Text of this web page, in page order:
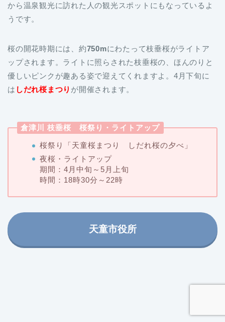
から温泉観光に訪れた人の観光スポットにもなっているよ
うです。
桜の開花時期には、約750mにわたって枝垂桜がライトア
ップされます。ライトに照らされた枝垂桜の、ほんのりと
優しいピンクが趣ある姿で迎えてくれますよ。4月下旬に
は しだれ桜まつり が開催されます。
倉津川 枝垂桜 桜祭り・ライトアップ
桜祭り「天童桜まつり しだれ桜の夕べ」
夜桜・ライトアップ
期間：4月中旬～5月上旬
時間：18時30分～22時
天童市役所